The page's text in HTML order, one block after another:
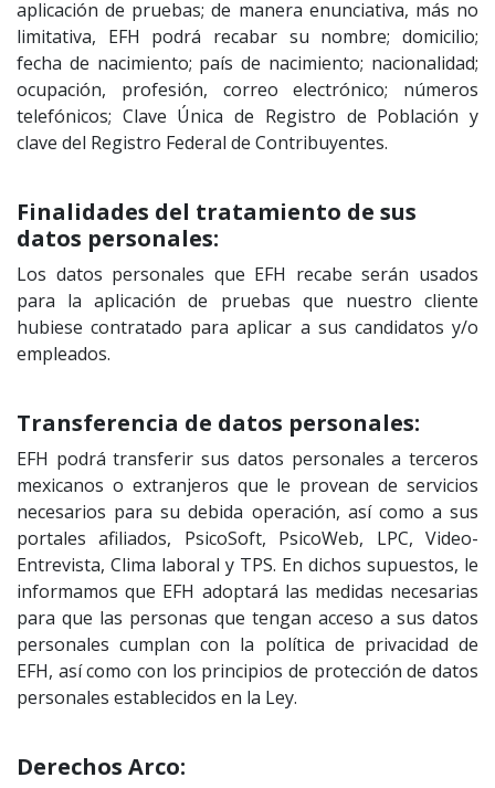
aplicación de pruebas; de manera enunciativa, más no
limitativa, EFH podrá recabar su nombre; domicilio;
fecha de nacimiento; país de nacimiento; nacionalidad;
ocupación, profesión, correo electrónico; números
telefónicos; Clave Única de Registro de Población y
clave del Registro Federal de Contribuyentes.
Finalidades del tratamiento de sus
datos personales:
Los datos personales que EFH recabe serán usados
para la aplicación de pruebas que nuestro cliente
hubiese contratado para aplicar a sus candidatos y/o
empleados.
Transferencia de datos personales:
EFH podrá transferir sus datos personales a terceros
mexicanos o extranjeros que le provean de servicios
necesarios para su debida operación, así como a sus
portales afiliados, PsicoSoft, PsicoWeb, LPC, Video-
Entrevista, Clima laboral y TPS. En dichos supuestos, le
informamos que EFH adoptará las medidas necesarias
para que las personas que tengan acceso a sus datos
personales cumplan con la política de privacidad de
EFH, así como con los principios de protección de datos
personales establecidos en la Ley.
Derechos Arco: